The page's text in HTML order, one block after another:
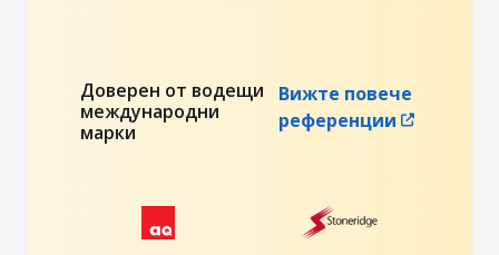
Доверен от водещи
международни
марки
Вижте повече
референции